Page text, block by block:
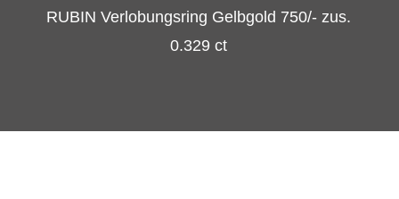
RUBIN Verlobungsring Gelbgold 750/- zus.
0.329 ct